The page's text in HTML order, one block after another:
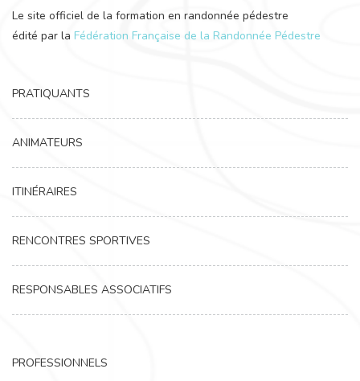
Le site officiel de la formation en randonnée pédestre
édité par la Fédération Française de la Randonnée Pédestre
PRATIQUANTS
ANIMATEURS
ITINÉRAIRES
RENCONTRES SPORTIVES
RESPONSABLES ASSOCIATIFS
PROFESSIONNELS